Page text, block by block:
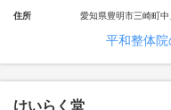
住所 愛知県豊明市三崎町中
平和整体院
けいらく堂